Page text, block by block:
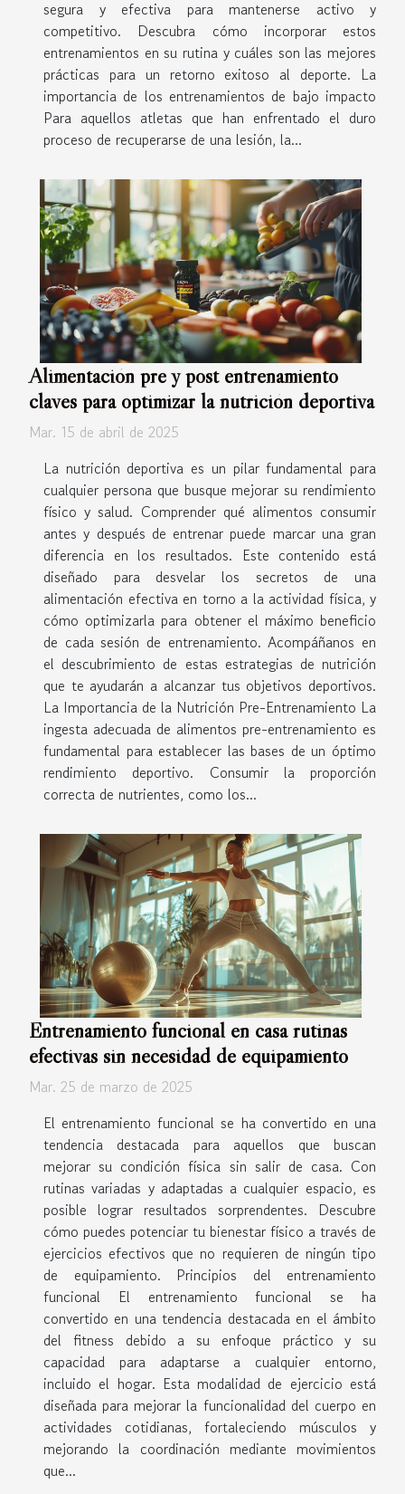
segura y efectiva para mantenerse activo y
competitivo. Descubra cómo incorporar estos
entrenamientos en su rutina y cuáles son las mejores
prácticas para un retorno exitoso al deporte. La
importancia de los entrenamientos de bajo impacto
Para aquellos atletas que han enfrentado el duro
proceso de recuperarse de una lesión, la...
Alimentación pre y post entrenamiento
claves para optimizar la nutrición deportiva
Mar. 15 de abril de 2025
La nutrición deportiva es un pilar fundamental para
cualquier persona que busque mejorar su rendimiento
físico y salud. Comprender qué alimentos consumir
antes y después de entrenar puede marcar una gran
diferencia en los resultados. Este contenido está
diseñado para desvelar los secretos de una
alimentación efectiva en torno a la actividad física, y
cómo optimizarla para obtener el máximo beneficio
de cada sesión de entrenamiento. Acompáñanos en
el descubrimiento de estas estrategias de nutrición
que te ayudarán a alcanzar tus objetivos deportivos.
La Importancia de la Nutrición Pre-Entrenamiento La
ingesta adecuada de alimentos pre-entrenamiento es
fundamental para establecer las bases de un óptimo
rendimiento deportivo. Consumir la proporción
correcta de nutrientes, como los...
Entrenamiento funcional en casa rutinas
efectivas sin necesidad de equipamiento
Mar. 25 de marzo de 2025
El entrenamiento funcional se ha convertido en una
tendencia destacada para aquellos que buscan
mejorar su condición física sin salir de casa. Con
rutinas variadas y adaptadas a cualquier espacio, es
posible lograr resultados sorprendentes. Descubre
cómo puedes potenciar tu bienestar físico a través de
ejercicios efectivos que no requieren de ningún tipo
de equipamiento. Principios del entrenamiento
funcional El entrenamiento funcional se ha
convertido en una tendencia destacada en el ámbito
del fitness debido a su enfoque práctico y su
capacidad para adaptarse a cualquier entorno,
incluido el hogar. Esta modalidad de ejercicio está
diseñada para mejorar la funcionalidad del cuerpo en
actividades cotidianas, fortaleciendo músculos y
mejorando la coordinación mediante movimientos
que...